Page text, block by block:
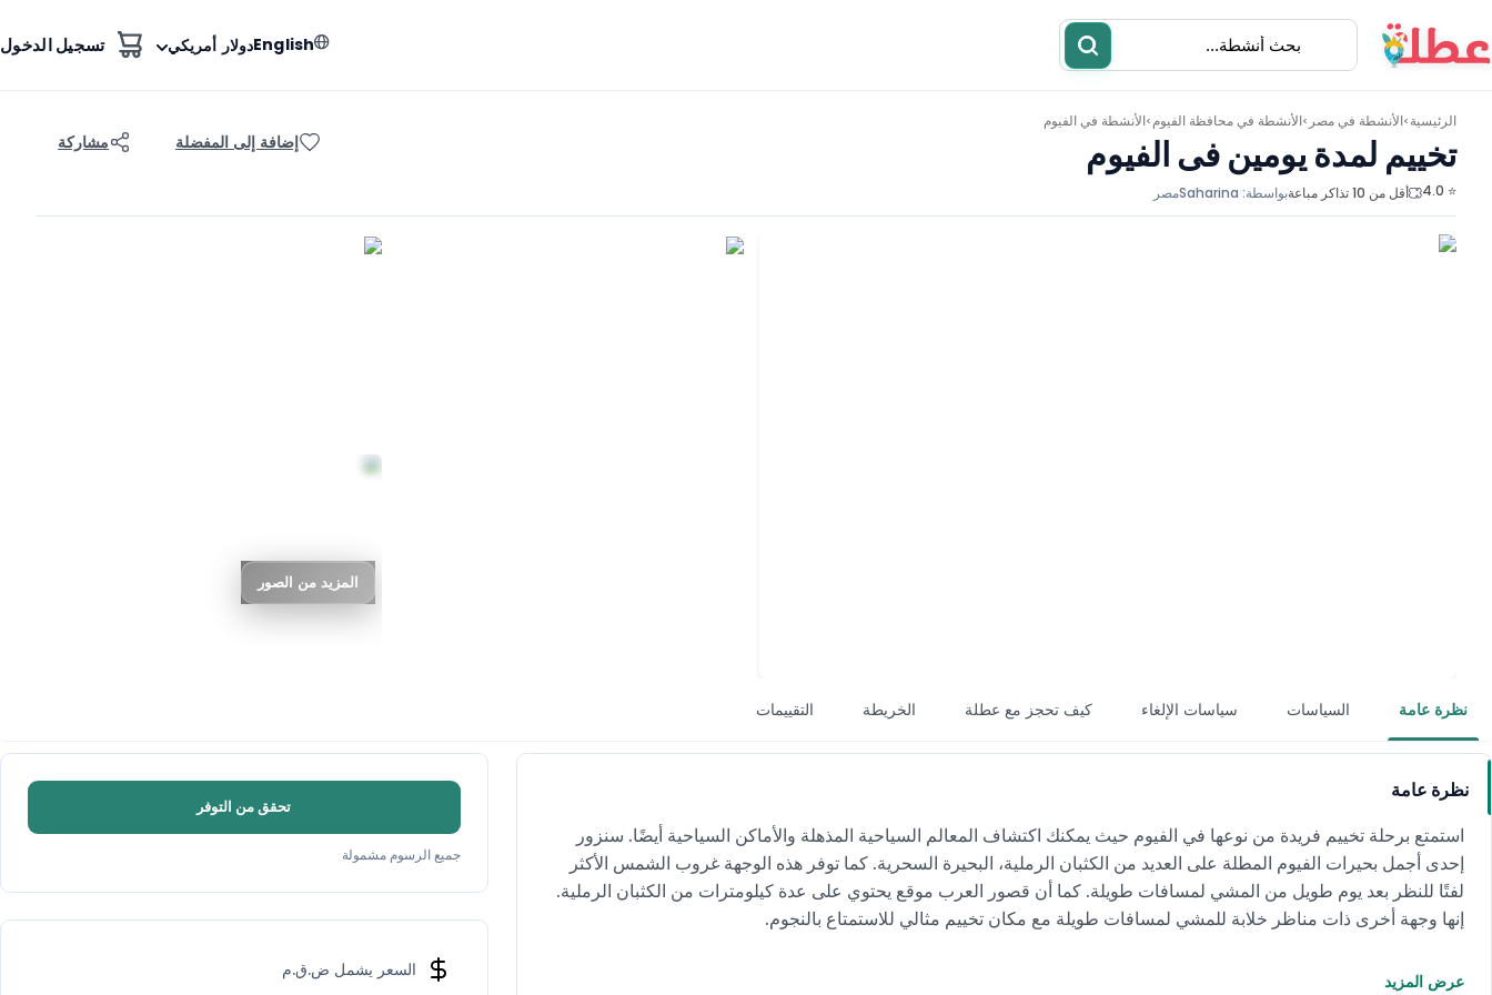
Englishدولار أمريكي تسجيل الدخول
أنشطة مطاعم
الرئيسية >الأنشطة فيمصر >الأنشطة فيمحافظة الفيوم >الأنشطة فيالفيوم
تخييم لمدة يومين فى الفيوم
⭐ 4.0 أقل من 10 تذاكر مباعة بواسطة: Saharinaمصر
إضافة إلى المفضلة مشاركة
المزيد من الصور
نظرة عامة السياسات سياسات الإلغاء كيف تحجز مع عطلة الخريطة التقييمات
نظرة عامة
استمتع برحلة تخييم فريدة من نوعها في الفيوم حيث يمكنك اكتشاف المعالم السياحية المذهلة والأماكن السياحية أيضًا. سنزور
إحدى أجمل بحيرات الفيوم المطلة على العديد من الكثبان الرملية، البحيرة السحرية. كما توفر هذه الوجهة غروب الشمس الأكثر
لفتًا للنظر بعد يوم طويل من المشي لمسافات طويلة. كما أن قصور العرب موقع يحتوي على عدة كيلومترات من الكثبان الرملية.
إنها وجهة أخرى ذات مناظر خلابة للمشي لمسافات طويلة مع مكان تخييم مثالي للاستمتاع بالنجوم.
عرض المزيد
تحقق من التوفر
جميع الرسوم مشمولة
السعر يشمل ض.ق.م